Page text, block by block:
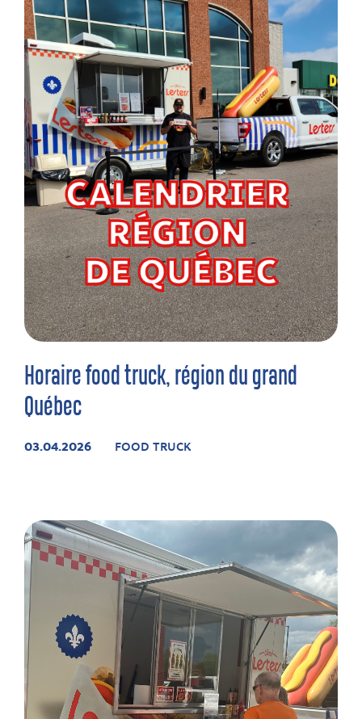
Horaire food truck, région du grand
Québec
03.04.2026 FOOD TRUCK